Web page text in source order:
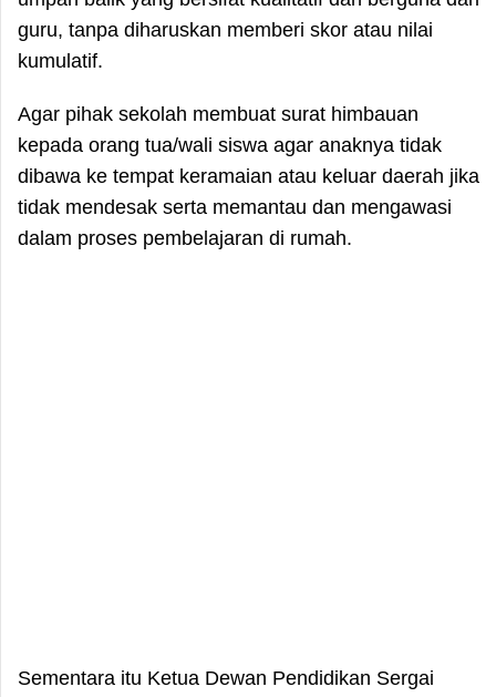
guru, tanpa diharuskan memberi skor atau nilai
kumulatif.
Agar pihak sekolah membuat surat himbauan
kepada orang tua/wali siswa agar anaknya tidak
dibawa ke tempat keramaian atau keluar daerah jika
tidak mendesak serta memantau dan mengawasi
dalam proses pembelajaran di rumah.
Sementara itu Ketua Dewan Pendidikan Sergai